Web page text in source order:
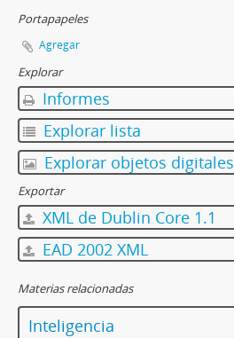
Portapapeles
Agregar
Explorar
Informes
Explorar lista
Explorar objetos digitales
Exportar
XML de Dublin Core 1.1
EAD 2002 XML
Materias relacionadas
Inteligencia